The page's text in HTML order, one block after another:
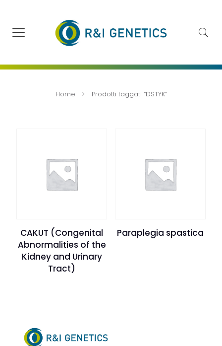
Home Prodotti taggati “DSTYK”
CAKUT (Congenital
Abnormalities of the
Kidney and Urinary
Tract)
Paraplegia spastica